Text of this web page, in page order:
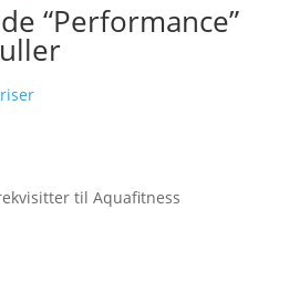
“Performance”
til Aquafitness